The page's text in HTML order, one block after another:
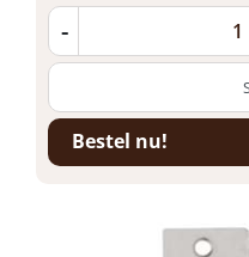
-
Bestel nu!